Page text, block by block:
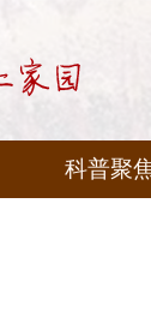
科普聚